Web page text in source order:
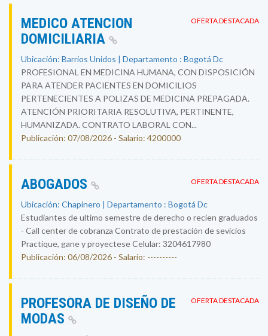
OFERTA DESTACADA
MEDICO ATENCION
DOMICILIARIA
Ubicación: Barrios Unidos | Departamento : Bogotá Dc
PROFESIONAL EN MEDICINA HUMANA, CON DISPOSICIÓN
PARA ATENDER PACIENTES EN DOMICILIOS
PERTENECIENTES A POLIZAS DE MEDICINA PREPAGADA.
ATENCIÓN PRIORITARIA RESOLUTIVA, PERTINENTE,
HUMANIZADA. CONTRATO LABORAL CON...
Publicación: 07/08/2026 - Salario: 4200000
OFERTA DESTACADA
ABOGADOS
Ubicación: Chapinero | Departamento : Bogotá Dc
Estudiantes de ultimo semestre de derecho o recien graduados
- Call center de cobranza Contrato de prestación de sevicios
Practique, gane y proyectese Celular: 3204617980
Publicación: 06/08/2026 - Salario: ----------
OFERTA DESTACADA
PROFESORA DE DISEÑO DE
MODAS